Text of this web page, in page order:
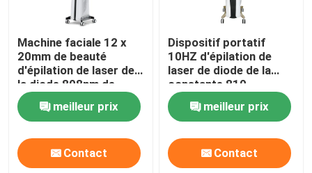
Machine partielle de laser de CO2
Machine de nettoyage de Hydrafacial
Machine de laser de picoseconde
Machine faciale 12 x
20mm de beauté
d'épilation de laser de
la diode 808nm de
dames
meilleur prix
Contact
Dispositif portatif
10HZ d'épilation de
laser de diode de la
constante 810
nanomètre
meilleur prix
Contact